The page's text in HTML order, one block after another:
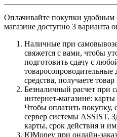
Оплачивайте покупки удобным
магазине доступно 3 варианта
Наличные при
свяжется с вами, чтобы
подготовить сдачу с
средства, получаете товар
Безналичный расчет при
интернет-магазине:
Чтобы оплатить покупку,
сервер системы ASSIST.
карты, срок действия и
ЮMoney при онлайн-